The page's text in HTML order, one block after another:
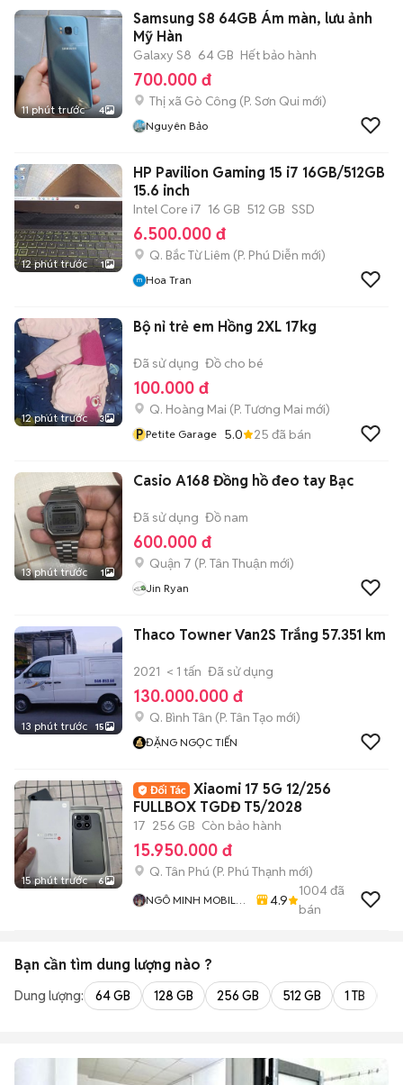
11 phút trước 4
Samsung S8 64GB Ám màn, lưu ảnh
Mỹ Hàn
Galaxy S8 64 GB Hết bảo hành
700.000 đ
Thị xã Gò Công (P. Sơn Qui mới)
Nguyên Bảo
12 phút trước 1
HP Pavilion Gaming 15 i7 16GB/512GB
15.6 inch
Intel Core i7 16 GB 512 GB SSD
6.500.000 đ
Q. Bắc Từ Liêm (P. Phú Diễn mới)
Hoa Tran
12 phút trước 3
Bộ nỉ trẻ em Hồng 2XL 17kg
Đã sử dụng Đồ cho bé
100.000 đ
Q. Hoàng Mai (P. Tương Mai mới)
P Petite Garage 5.0 25 đã bán
13 phút trước 1
Casio A168 Đồng hồ đeo tay Bạc
Đã sử dụng Đồ nam
600.000 đ
Quận 7 (P. Tân Thuận mới)
Jin Ryan
13 phút trước 15
Thaco Towner Van2S Trắng 57.351 km
2021 < 1 tấn Đã sử dụng
130.000.000 đ
Q. Bình Tân (P. Tân Tạo mới)
ĐẶNG NGỌC TIẾN
15 phút trước 6
Xiaomi 17 5G 12/256
FULLBOX TGDĐ T5/2028
17 256 GB Còn bảo hành
15.950.000 đ
Q. Tân Phú (P. Phú Thạnh mới)
NGÔ MINH MOBILE
4.9
1004đã
bán
Bạn cần tìm dung lượng nào ?
Dung lượng: 64 GB 128 GB 256 GB 512 GB 1 TB